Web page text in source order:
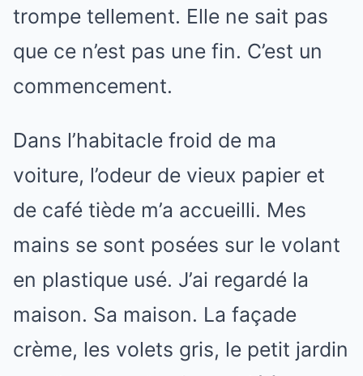
trompe tellement. Elle ne sait pas
que ce n’est pas une fin. C’est un
commencement.
Dans l’habitacle froid de ma
voiture, l’odeur de vieux papier et
de café tiède m’a accueilli. Mes
mains se sont posées sur le volant
en plastique usé. J’ai regardé la
maison. Sa maison. La façade
crème, les volets gris, le petit jardin